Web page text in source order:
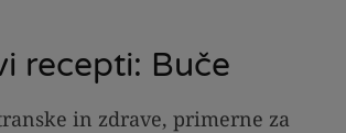
recepti: Buče
in zdrave, primerne za